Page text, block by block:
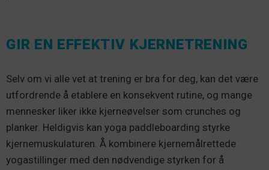
GIR EN EFFEKTIV KJERNETRENING
Selv om vi alle vet at trening er bra for deg, kan det være
utfordrende å etablere en konsekvent rutine, og mange
mennesker liker ikke kjerneøvelser som crunches og
planker. Heldigvis kan yoga paddleboarding styrke
kjernemuskulaturen. Å kombinere kjernemålrettede
yogastillinger med den nødvendige styrken for å